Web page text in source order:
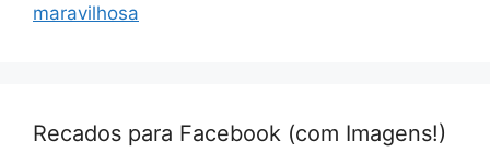
maravilhosa
Recados para Facebook (com Imagens!)